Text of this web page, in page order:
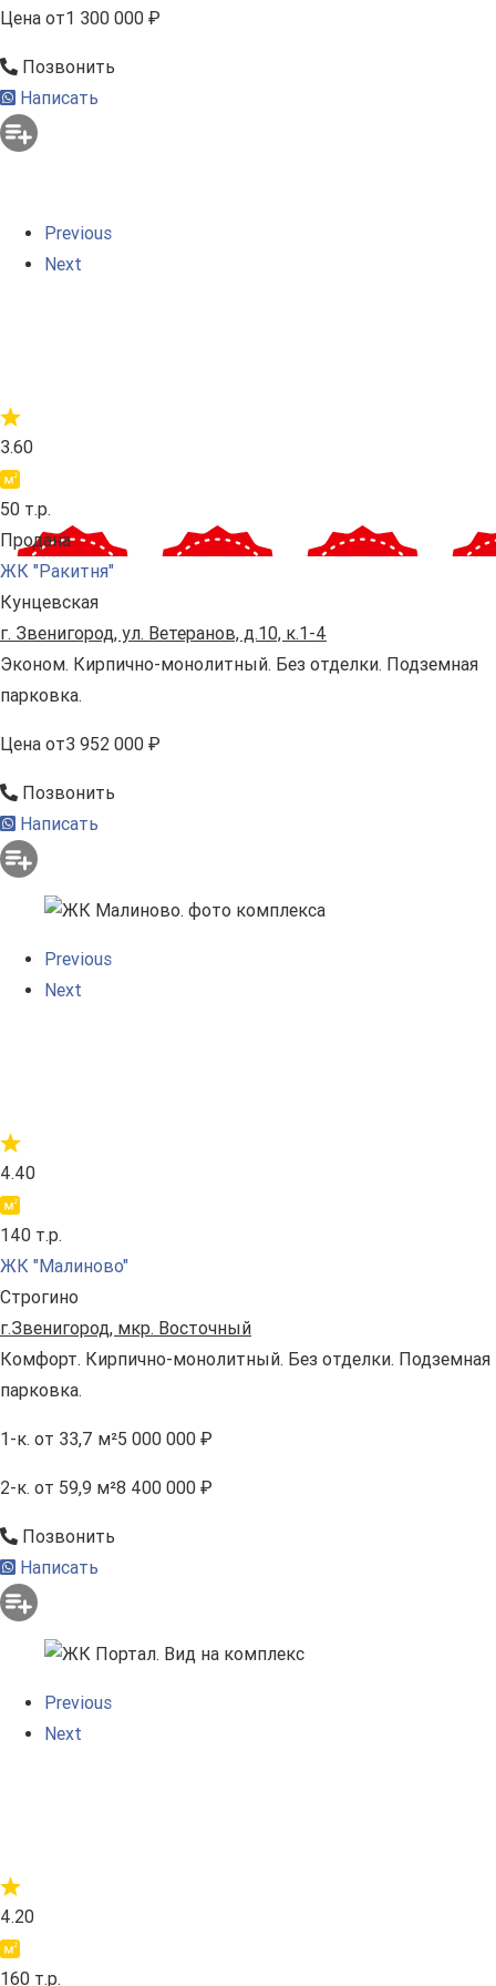
Цена от1 300 000 ₽
Позвонить
Написать
Previous
Next
3.60
50 т.р.
Продана
ЖК "Ракитня"
Кунцевская
г. Звенигород, ул. Ветеранов, д.10, к.1-4
Эконом. Кирпично-монолитный. Без отделки. Подземная
парковка.
Цена от3 952 000 ₽
Позвонить
Написать
Previous
Next
4.40
140 т.р.
ЖК "Малиново"
Строгино
г.Звенигород, мкр. Восточный
Комфорт. Кирпично-монолитный. Без отделки. Подземная
парковка.
1-к. от 33,7 м²5 000 000 ₽
2-к. от 59,9 м²8 400 000 ₽
Позвонить
Написать
Previous
Next
4.20
160 т.р.